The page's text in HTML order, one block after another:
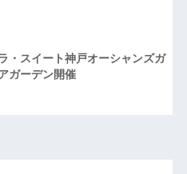
・スイート神戸オーシャンズガ
ガーデン開催